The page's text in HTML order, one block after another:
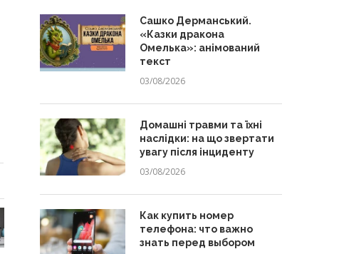
Сашко Дерманський.
«Казки дракона
Омелька»: анімований
текст
03/08/2026
Домашні травми та їхні
наслідки: на що звертати
увагу після інциденту
03/08/2026
Как купить номер
телефона: что важно
знать перед выбором